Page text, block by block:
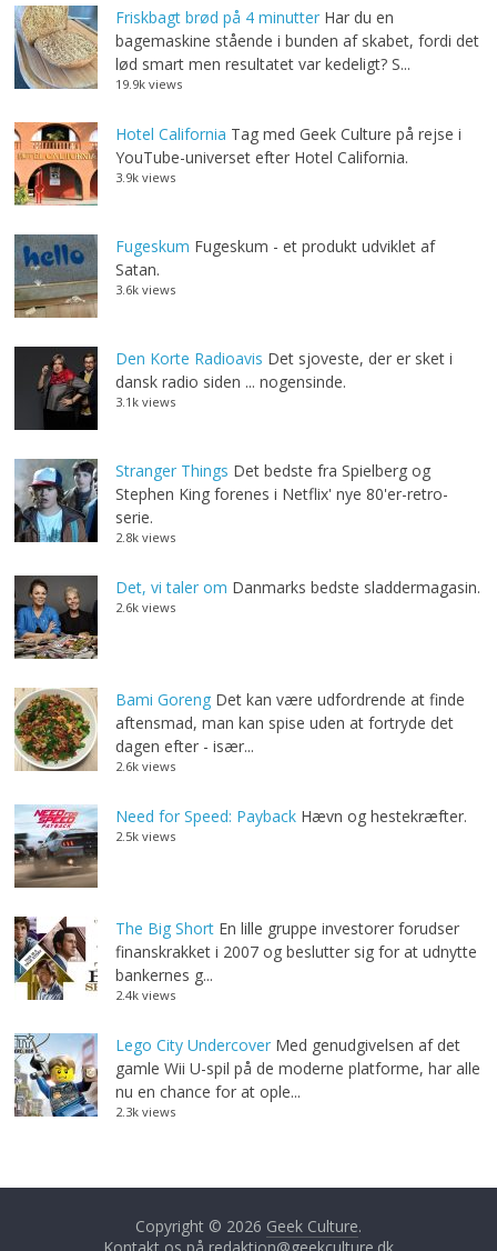
Friskbagt brød på 4 minutter Har du en
bagemaskine stående i bunden af skabet, fordi det
lød smart men resultatet var kedeligt? S...
19.9k views
Hotel California Tag med Geek Culture på rejse i
YouTube-universet efter Hotel California.
3.9k views
Fugeskum Fugeskum - et produkt udviklet af
Satan.
3.6k views
Den Korte Radioavis Det sjoveste, der er sket i
dansk radio siden ... nogensinde.
3.1k views
Stranger Things Det bedste fra Spielberg og
Stephen King forenes i Netflix' nye 80'er-retro-
serie.
2.8k views
Det, vi taler om Danmarks bedste sladdermagasin.
2.6k views
Bami Goreng Det kan være udfordrende at finde
aftensmad, man kan spise uden at fortryde det
dagen efter - især...
2.6k views
Need for Speed: Payback Hævn og hestekræfter.
2.5k views
The Big Short En lille gruppe investorer forudser
finanskrakket i 2007 og beslutter sig for at udnytte
bankernes g...
2.4k views
Lego City Undercover Med genudgivelsen af det
gamle Wii U-spil på de moderne platforme, har alle
nu en chance for at ople...
2.3k views
Copyright © 2026 Geek Culture.